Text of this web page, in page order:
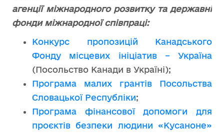
агенції міжнародного розвитку та державні
фонди міжнародної співпраці:
Конкурс пропозицій Канадського
Фонду місцевих ініціатив – Україна
(Посольство Канади в Україні);
Програма малих грантів Посольства
Словацької Республіки;
Програма фінансової допомоги для
проєктів безпеки людини «Кусаноне»